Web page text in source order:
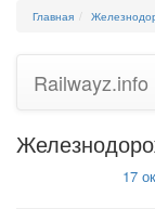
Главная
Railwayz.info
17